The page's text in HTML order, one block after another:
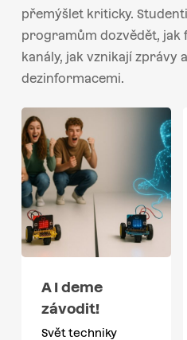
přemýšlet kriticky.
programům dozvědět, jak
kanály, jak vznikají zprávy
dezinformacemi.
A I deme
závodit!
Svět techniky